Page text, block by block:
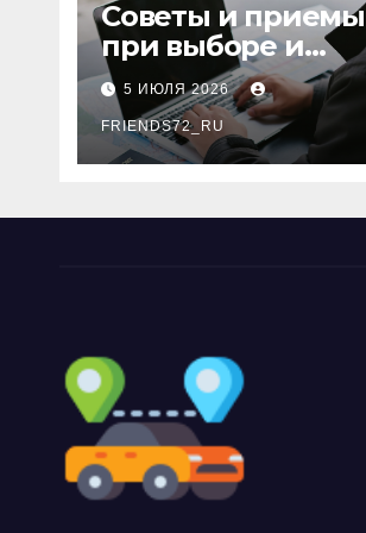
Советы и приемы
при выборе и
бронировании
авиабилетов
5 ИЮЛЯ 2026
FRIENDS72_RU